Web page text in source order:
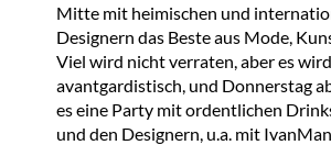
Mitte mit heimischen und
Designern das Beste aus Mode,
Viel wird nicht verraten, aber es wird
avantgardistisch, und Donnerstag
es eine Party mit ordentlichen
und den Designern, u.a. mit